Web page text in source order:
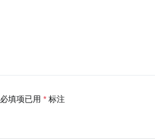
必填项已用 * 标注